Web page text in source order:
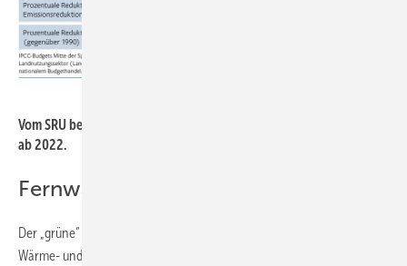
Vom SRU berechnete CO
ab 2022.
Fernwärme hinterfragen
Der „grüne“ Ausbau von Nah- und Fernwärme mit verschiedenen
Wärme- und Abwärme-Quellen gehört nach Auffassung vieler